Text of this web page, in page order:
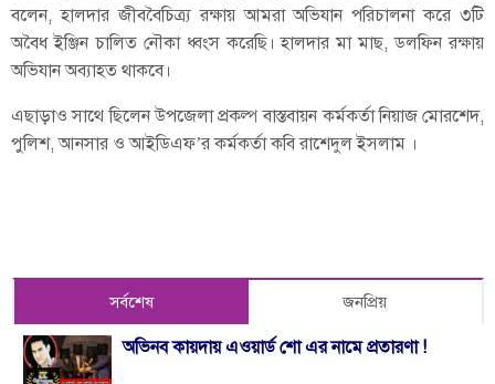
বলেন, হালদার জীববৈচিত্র্য রক্ষায় আমরা অভিযান পরিচালনা করে ৩টি
অবৈধ ইঞ্জিন চালিত নৌকা ধ্বংস করেছি। হালদার মা মাছ, ডলফিন রক্ষায়
অভিযান অব্যাহত থাকবে।
এছাড়াও সাথে ছিলেন উপজেলা প্রকল্প বাস্তবায়ন কর্মকর্তা নিয়াজ মোরশেদ,
পুলিশ, আনসার ও আইডিএফ’র কর্মকর্তা কবি রাশেদুল ইসলাম ।
সর্বশেষ জনপ্রিয়
অভিনব কায়দায় এওয়ার্ড শো এর নামে প্রতারণা !